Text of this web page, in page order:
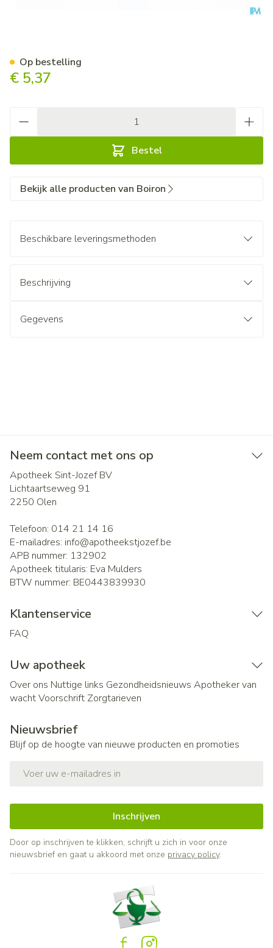
€ 5,37
Bestel
Op bestelling
Bekijk alle producten van Boiron
Beschikbare leveringsmethoden
Beschrijving
Gegevens
Neem contact met ons op
Apotheek Sint-Jozef BV
Lichtaartseweg 91
2250 Olen
Telefoon: 014 21 14 16
E-mailadres: info@apotheekstjozef.be
APB nummer: 132902
Apotheek titularis: Eva Mulders
BTW nummer: BE0443839930
Klantenservice
FAQ
Uw apotheek
Over ons Nuttige links Gezondheidsnieuws Apotheker van
wachtVoorschrift Zorgtarieven
Nieuwsbrief
Blijf op de hoogte van nieuwe producten en promoties
Inschrijven
Door op inschrijven te klikken, schrijft u zich in voor onze
nieuwsbrief en gaat u akkoord met onze privacy policy.